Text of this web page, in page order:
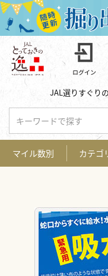
JAL選りすぐり
キーワードで探す
マイル数別 カテゴ